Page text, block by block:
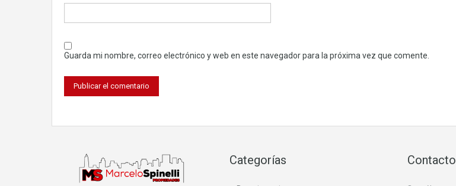
Guarda mi nombre, correo electrónico y web en este navegador para la próxima vez que comente.
Categorías Contacto